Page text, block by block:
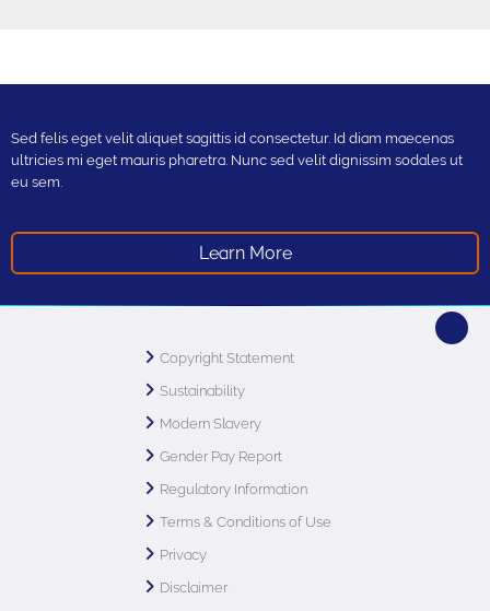
Sed felis eget velit aliquet sagittis id consectetur. Id diam maecenas
ultricies mi eget mauris pharetra. Nunc sed velit dignissim sodales ut
eu sem.
Learn More
Copyright Statement
Sustainability
Modern Slavery
Gender Pay Report
Regulatory Information
Terms & Conditions of Use
Privacy
Disclaimer